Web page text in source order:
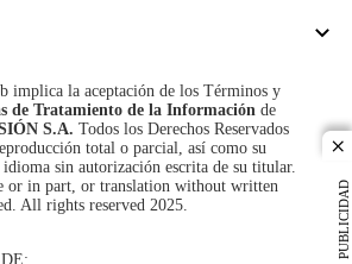
PUBLICIDAD
implica la aceptación de los Términos y
de Tratamiento de la Información de
S.A. Todos los Derechos Reservados
total o parcial, así como su
sin autorización escrita de su titular.
or in part, or translation without written
All rights reserved 2025.